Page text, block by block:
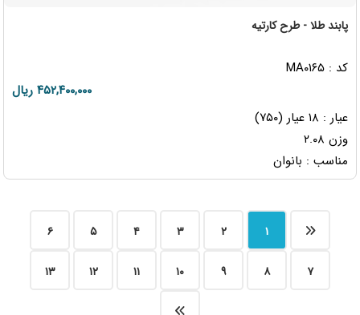
پابند طلا - طرح کارتیه
کد : MA۰۱۶۵
۴۵۲,۴۰۰,۰۰۰ ریال
عیار : ۱۸ عیار (۷۵۰)
وزن ۲.۰۸
مناسب : بانوان
۱ ۲ ۳ ۴ ۵ ۶
۷ ۸ ۹ ۱۰ ۱۱ ۱۲ ۱۳